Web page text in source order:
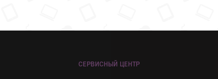
СЕРВИСНЫЙ ЦЕНТР